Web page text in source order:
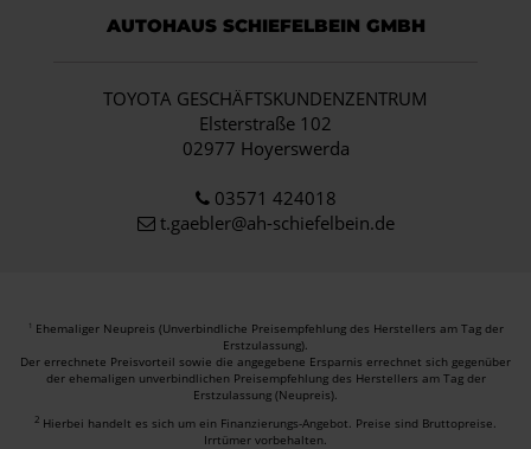
AUTOHAUS SCHIEFELBEIN GMBH
TOYOTA GESCHÄFTSKUNDENZENTRUM
Elsterstraße 102
02977 Hoyerswerda
03571 424018
t.gaebler@ah-schiefelbein.de
1 Ehemaliger Neupreis (Unverbindliche Preisempfehlung des Herstellers am Tag der
Erstzulassung).
Der errechnete Preisvorteil sowie die angegebene Ersparnis errechnet sich gegenüber
der ehemaligen unverbindlichen Preisempfehlung des Herstellers am Tag der
Erstzulassung (Neupreis).
2 Hierbei handelt es sich um ein Finanzierungs-Angebot. Preise sind Bruttopreise.
Irrtümer vorbehalten.